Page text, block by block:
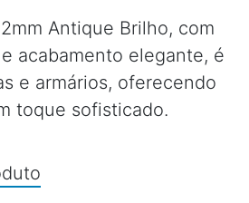
Antique Brilho, com
acabamento elegante, é
e armários, oferecendo
toque sofisticado.